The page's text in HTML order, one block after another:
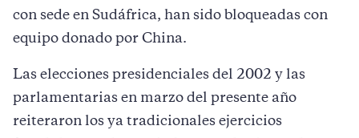
con sede en Sudáfrica, han sido bloqueadas con
equipo donado por China.
Las elecciones presidenciales del 2002 y las
parlamentarias en marzo del presente año
reiteraron los ya tradicionales ejercicios